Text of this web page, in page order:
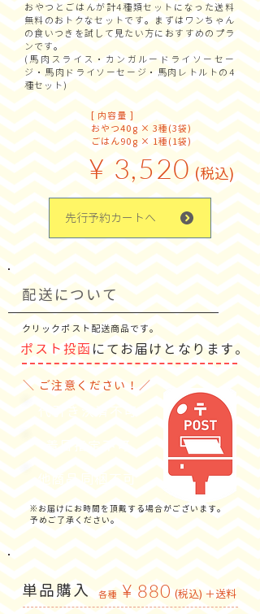
おやつとごはんが計4種類セットになった送料
無料のおトクなセットです。まずはワンちゃん
の食いつきを試して見たい方におすすめのプラ
ンです。
(馬肉スライス・カンガルードライソーセー
ジ・馬肉ドライソーセージ・馬肉レトルトの4
種セット)
[ 内容量 ]
おやつ40g × 3種(3袋)
ごはん90g × 1種(1袋)
¥ 3,520 (税込)
先行予約カートへ
配送について
クリックポスト配送商品です。
ポスト投函 にてお届けとなります。
＼ ご注意ください！／
※お届けにお時間を頂戴する場合がございます。
予めご了承ください。
単品購入 ¥ 880 (税込) ＋送料
各種